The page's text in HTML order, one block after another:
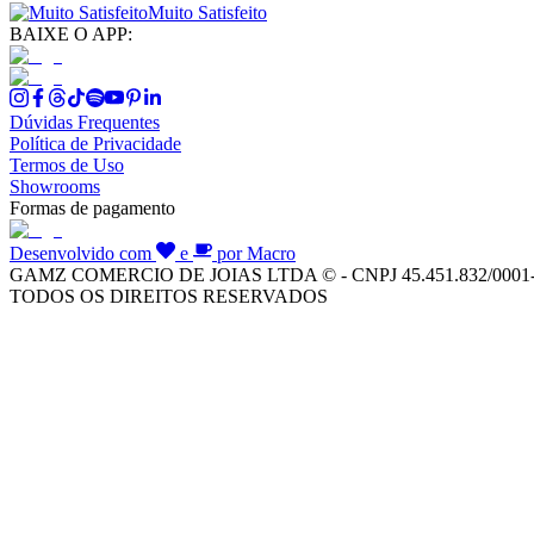
Muito Satisfeito
BAIXE O APP:
Dúvidas Frequentes
Política de Privacidade
Termos de Uso
Showrooms
Formas de pagamento
Desenvolvido com e
por Macro
GAMZ COMERCIO DE JOIAS LTDA © - CNPJ 45.451.832/
TODOS OS DIREITOS RESERVADOS